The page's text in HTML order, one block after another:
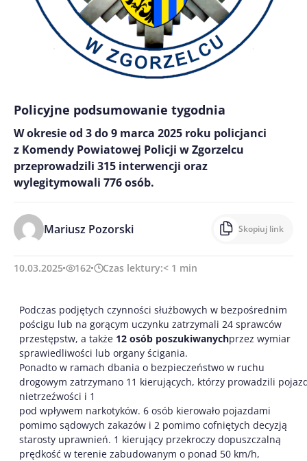
Policyjne podsumowanie tygodnia
W okresie od 3 do 9 marca 2025 roku policjanci
z Komendy Powiatowej Policji w Zgorzelcu
przeprowadzili 315 interwencji oraz
wylegitymowali 776 osób.
Mariusz Pozorski Skopiuj link
10.03.2025 162 Czas lektury:< 1 min
Podczas podjętych czynności służbowych w bezpośrednim
pościgu lub na gorącym uczynku zatrzymali 24 sprawców
przestępstw, a także 12 osób poszukiwanychprzez wymiar
sprawiedliwości lub organy ścigania.
Ponadto w ramach dbania o bezpieczeństwo w ruchu
drogowym zatrzymano 11 kierujących, którzy prowadzili
nietrzeźwości i 1
pod wpływem narkotyków. 6 osób kierowało pojazdami
pomimo sądowych zakazów i 2 pomimo cofniętych decyzją
starosty uprawnień. 1 kierujący przekroczy dopuszczalną
prędkość w terenie zabudowanym o ponad 50 km/h,